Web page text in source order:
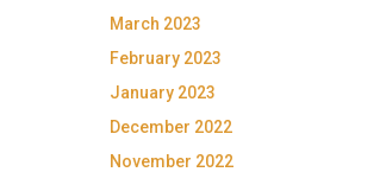
March 2023
February 2023
January 2023
December 2022
November 2022